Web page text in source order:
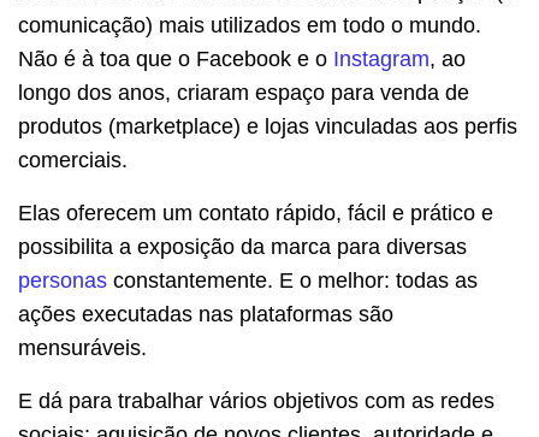
comunicação) mais utilizados em todo o mundo.
Não é à toa que o Facebook e o Instagram, ao
longo dos anos, criaram espaço para venda de
produtos (marketplace) e lojas vinculadas aos perfis
comerciais.
Elas oferecem um contato rápido, fácil e prático e
possibilita a exposição da marca para diversas
personas constantemente. E o melhor: todas as
ações executadas nas plataformas são
mensuráveis.
E dá para trabalhar vários objetivos com as redes